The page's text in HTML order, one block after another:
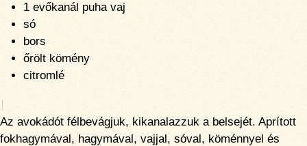
1 evőkanál puha vaj
só
bors
őrölt kömény
citromlé
Az avokádót félbevágjuk, kikanalazzuk a belsejét. Aprított
fokhagymával, hagymával, vajjal, sóval, köménnyel és